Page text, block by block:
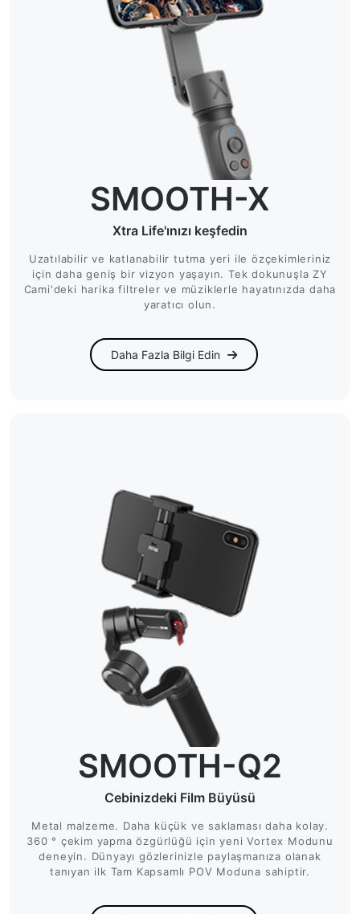
SMOOTH-X
Xtra Life'ınızı keşfedin
Uzatılabilir ve katlanabilir tutma yeri ile özçekimleriniz
için daha geniş bir vizyon yaşayın. Tek dokunuşla ZY
Cami'deki harika filtreler ve müziklerle hayatınızda daha
yaratıcı olun.
Daha Fazla Bilgi Edin
SMOOTH-Q2
Cebinizdeki Film Büyüsü
Metal malzeme. Daha küçük ve saklaması daha kolay.
360 ° çekim yapma özgürlüğü için yeni Vortex Modunu
deneyin. Dünyayı gözlerinizle paylaşmanıza olanak
tanıyan ilk Tam Kapsamlı POV Moduna sahiptir.